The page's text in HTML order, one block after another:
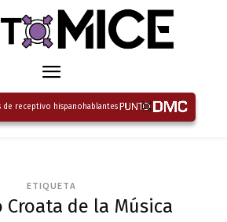
de receptivo hispanohablantes
ETIQUETA
de la Música